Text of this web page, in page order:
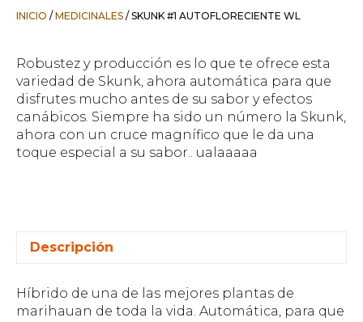
originalactual
INICIO / MEDICINALES / SKUNK #1 AUTOFLORECIENTE WL
Robustez y producción es lo que te ofrece esta
variedad de Skunk, ahora automática para que
disfrutes mucho antes de su sabor y efectos
canábicos. Siempre ha sido un número la Skunk,
ahora con un cruce magnífico que le da una
toque especial a su sabor.. ualaaaaa
Descripción
Híbrido de una de las mejores plantas de
marihauan de toda la vida. Automática, para que